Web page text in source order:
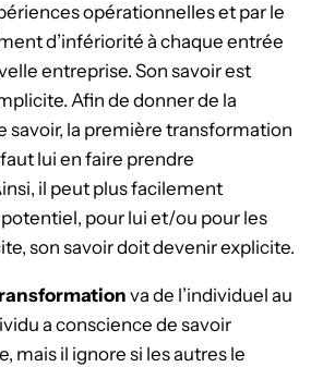
opérationnelles et par le
d’infériorité à chaque entrée
entreprise. Son savoir est
Afin de donner de la
savoir, la première transformation
lui en faire prendre
il peut plus facilement
pour lui et/ou pour les
son savoir doit devenir explicite.
va de l’individuel au
a conscience de savoir
mais il ignore si les autres le